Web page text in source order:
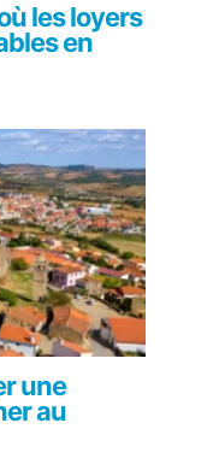
les loyers
en
une
au